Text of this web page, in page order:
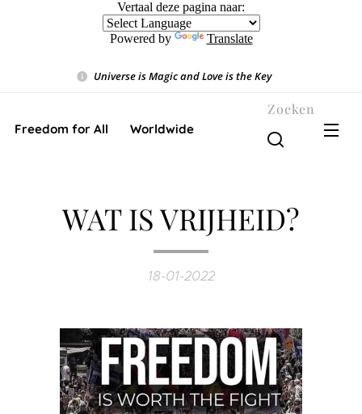
Vertaal deze pagina naar:
Powered by Translate
Universe is Magic and Love is the Key❤️
Freedom for All ❤️ Worldwide
Zoeken
WAT IS VRIJHEID?
18-01-2022